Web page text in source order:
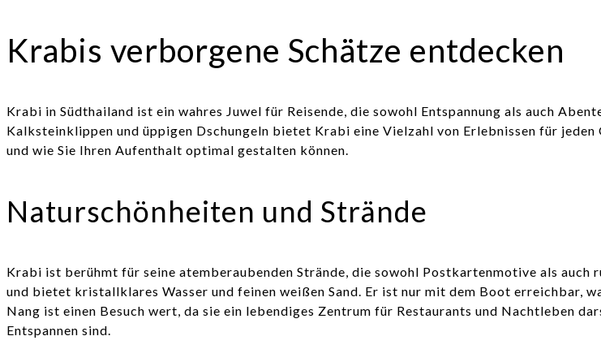
Krabis verborgene Schätze entdecken
Krabi in Südthailand ist ein wahres Juwel für Reisende, die sowohl Entspannung als auch
Kalksteinklippen und üppigen Dschungeln bietet Krabi eine Vielzahl von Erlebnissen für
und wie Sie Ihren Aufenthalt optimal gestalten können.
Naturschönheiten und Strände
Krabi ist berühmt für seine atemberaubenden Strände, die sowohl Postkartenmotive als auch
und bietet kristallklares Wasser und feinen weißen Sand. Er ist nur mit dem Boot erreichbar,
Nang ist einen Besuch wert, da sie ein lebendiges Zentrum für Restaurants und Nachtleben
Entspannen sind.